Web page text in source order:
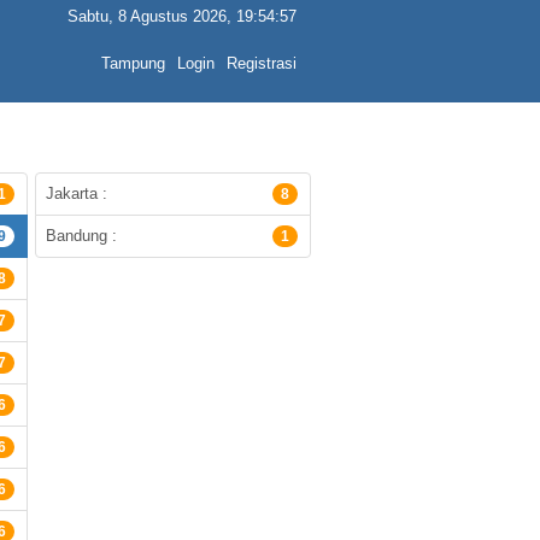
Sabtu, 8 Agustus 2026, 19:54:57
Tampung Login Registrasi
Jakarta : 8
Bandung : 1